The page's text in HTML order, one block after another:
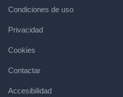
Condiciones de uso
Privacidad
Cookies
Contactar
Accesibilidad